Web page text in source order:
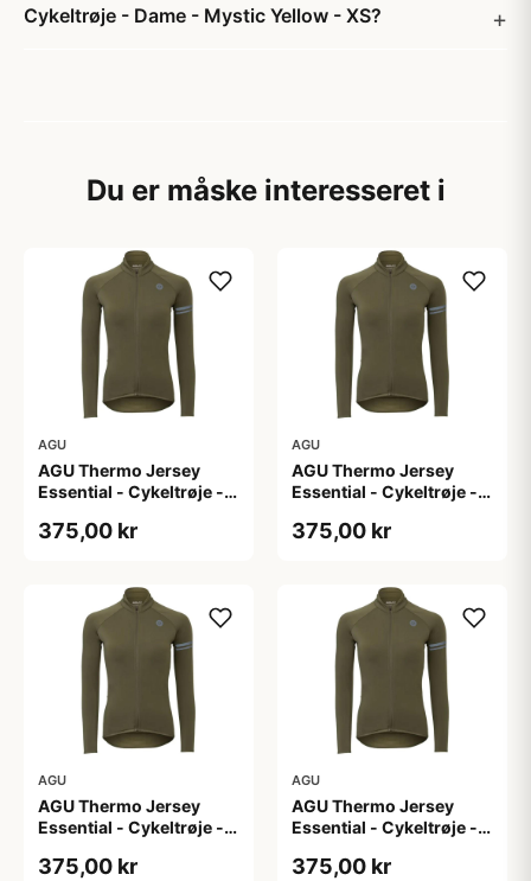
Cykeltrøje - Dame - Mystic Yellow - XS?
Du er måske interesseret i
AGU
AGU Thermo Jersey
Essential - Cykeltrøje -
L
375,00 kr
AGU
AGU Thermo Jersey
Essential - Cykeltrøje -
M
375,00 kr
AGU
AGU Thermo Jersey
Essential - Cykeltrøje -
S
375,00 kr
AGU
AGU Thermo Jersey
Essential - Cykeltrøje -
XL
375,00 kr